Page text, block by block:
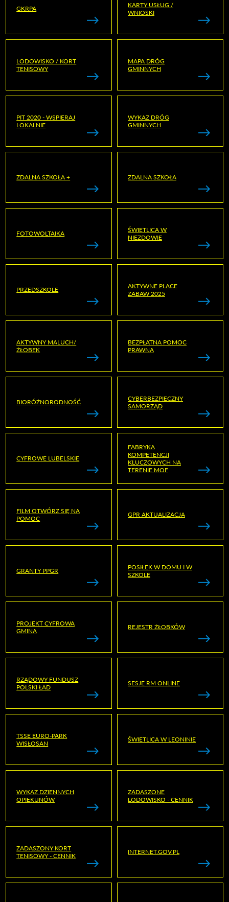
GKRPA
KARTY USŁUG /
WNIOSKI
LODOWISKO / KORT
TENISOWY
MAPA DRÓG
GMINNYCH
PIT 2020 - WSPIERAJ
LOKALNIE
WYKAZ DRÓG
GMINNYCH
ZDALNA SZKOŁA + ZDALNA SZKOŁA
FOTOWOLTAIKA
ŚWIETLICA W
NIEZDOWIE
PRZEDSZKOLE
AKTYWNE PLACE
ZABAW 2025
AKTYWNY MALUCH/
ŻŁOBEK
BEZPŁATNA POMOC
PRAWNA
BIORÓŻNORODNOŚĆ
CYBERBEZPIECZNY
SAMORZĄD
CYFROWE LUBELSKIE
FABRYKA
KOMPETENCJI
KLUCZOWYCH NA
TERENIE MOF
FILM OTWÓRZ SIĘ NA
POMOC
GPR AKTUALIZACJA
GRANTY PPGR
POSIŁEK W DOMU I W
SZKOLE
PROJEKT CYFROWA
GMINA
REJESTR ŻŁOBKÓW
RZĄDOWY FUNDUSZ
POLSKI ŁAD
SESJE RM ONLINE
TSSE EURO-PARK
WISŁOSAN
ŚWIETLICA W LEONINIE
WYKAZ DZIENNYCH
OPIEKUNÓW
ZADASZONE
LODOWISKO - CENNIK
ZADASZONY KORT
TENISOWY - CENNIK
INTERNET.GOV.PL